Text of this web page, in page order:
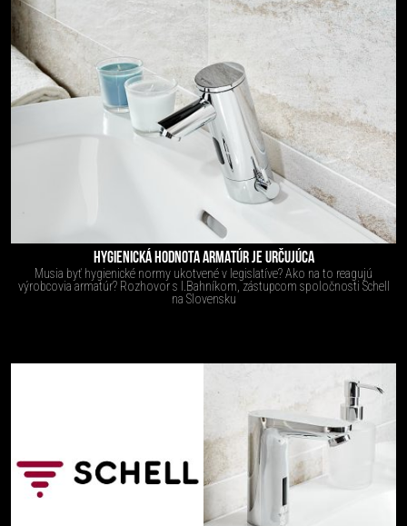
HYGIENICKÁ HODNOTA ARMATÚR JE URČUJÚCA
Musia byť hygienické normy ukotvené v legislatíve? Ako na to reagujú
výrobcovia armatúr? Rozhovor s I.Bahníkom, zástupcom spoločnosti Schell
na Slovensku